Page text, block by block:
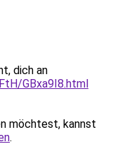
dich an
GBxa9I8.html
möchtest, kannst
.